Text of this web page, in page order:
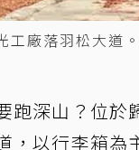
工廠落羽松大道
跑深山？位於
，以行李箱為